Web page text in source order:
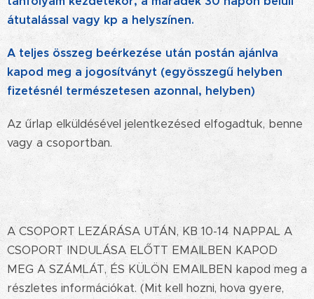
átutalással vagy kp a helyszínen.
A teljes összeg beérkezése után postán ajánlva
kapod meg a jogosítványt (egyösszegű helyben
fizetésnél természetesen azonnal, helyben)
Az űrlap elküldésével jelentkezésed elfogadtuk, benne
vagy a csoportban.
A CSOPORT LEZÁRÁSA UTÁN, KB 10-14 NAPPAL A
CSOPORT INDULÁSA ELŐTT EMAILBEN KAPOD
MEG A SZÁMLÁT, ÉS KÜLÖN EMAILBEN kapod meg a
részletes információkat. (Mit kell hozni, hova gyere,